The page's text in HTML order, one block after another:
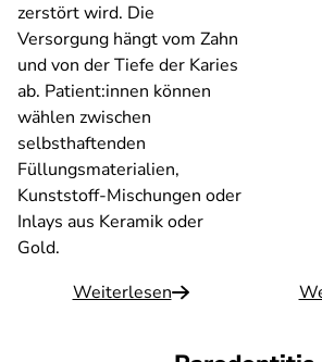
zerstört wird. Die
Versorgung hängt vom Zahn
und von der Tiefe der Karies
ab. Patient:innen können
wählen zwischen
selbsthaftenden
Füllungsmaterialien,
Kunststoff-Mischungen oder
Inlays aus Keramik oder
Gold.
Weiterlesen